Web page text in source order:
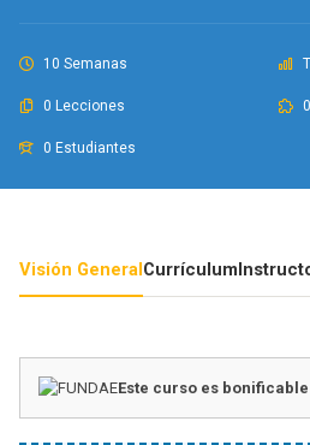
10 Semanas
0 Lecciones
0 Estudiantes
Visión GeneralCurrículum
Este curso es bonificable